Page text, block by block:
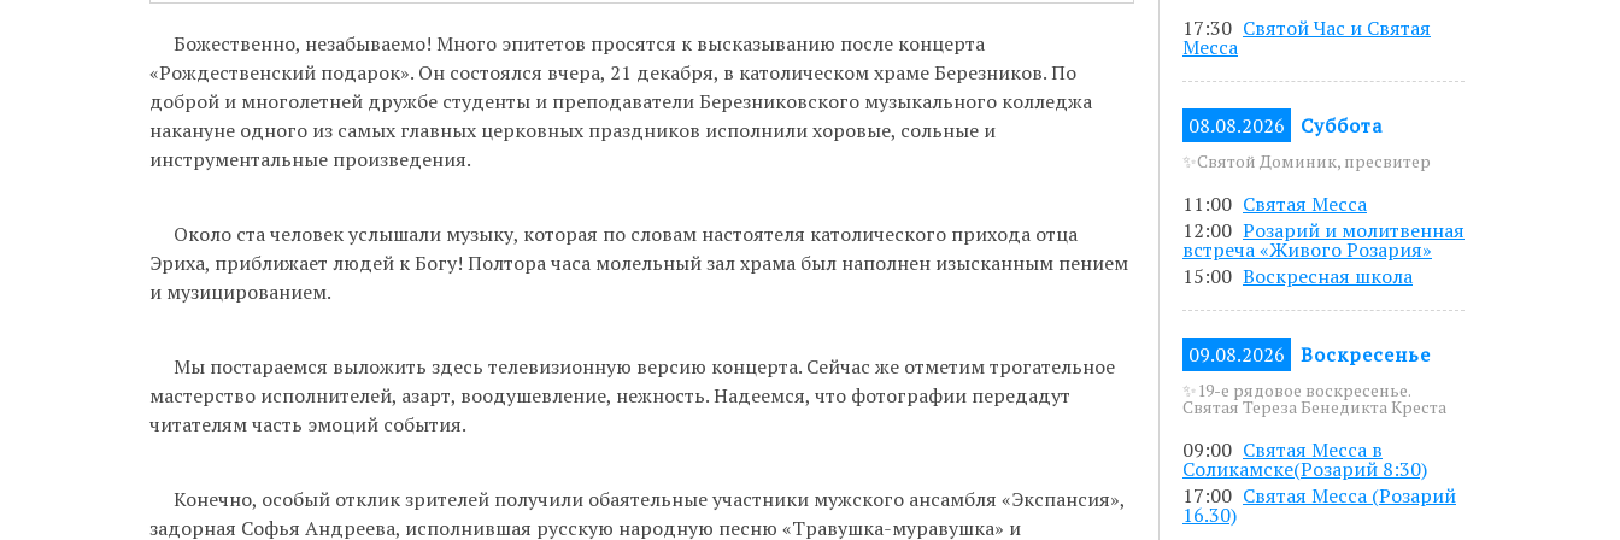
Божественно, незабываемо! Много эпитетов просятся к высказыванию после концерта
«Рождественский подарок». Он состоялся вчера, 21 декабря, в католическом храме Березников. По
доброй и многолетней дружбе студенты и преподаватели Березниковского музыкального колледжа
накануне одного из самых главных церковных праздников исполнили хоровые, сольные и
инструментальные произведения.
Около ста человек услышали музыку, которая по словам настоятеля католического прихода отца
Эриха, приближает людей к Богу! Полтора часа молельный зал храма был наполнен изысканным пением
и музицированием.
Мы постараемся выложить здесь телевизионную версию концерта. Сейчас же отметим трогательное
мастерство исполнителей, азарт, воодушевление, нежность. Надеемся, что фотографии передадут
читателям часть эмоций события.
Конечно, особый отклик зрителей получили обаятельные участники мужского ансамбля «Экспансия»,
задорная Софья Андреева, исполнившая русскую народную песню «Травушка-муравушка» и
17:30 Святой Час и Святая
Месса
08.08.2026 Суббота
✨Святой Доминик, пресвитер
11:00 Святая Месса
12:00 Розарий и молитвенная
встреча «Живого Розария»
15:00 Воскресная школа
09.08.2026 Воскресенье
✨19-е рядовое воскресенье.
Святая Тереза Бенедикта Креста
09:00 Святая Месса в
Соликамске(Розарий 8:30)
17:00 Святая Месса (Розарий
16.30)
Приём настоятеля:По записи через секретариат и по дням и часам, указанным в
актуальном расписании.
Гуманитарная помощь: Понедельник и пятница с 13 до 15 часов.
Вы можете выбрать для себя любой час, записавшись по